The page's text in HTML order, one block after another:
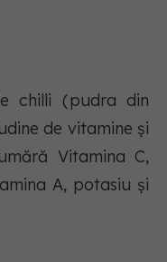
chilli (pudra din
de vitamine și
Vitamina C,
A, potasiu și